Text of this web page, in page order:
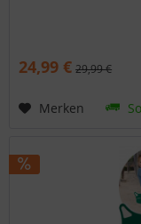
24,99 € 29,99 €
Merken